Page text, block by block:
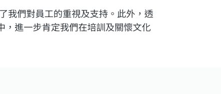
我們對員工的重視及支持。此外，透
，進一步肯定我們在培訓及關懷文化